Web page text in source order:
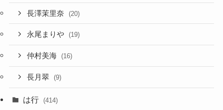
長澤茉里奈 (20)
永尾まりや (19)
仲村美海 (16)
長月翠 (9)
は行 (414)